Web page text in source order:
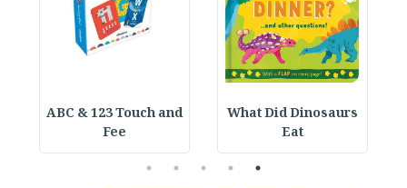
What Did Dinosaurs
Eat
ABC & 123 Touch and
Fee
1
2
3
4
5